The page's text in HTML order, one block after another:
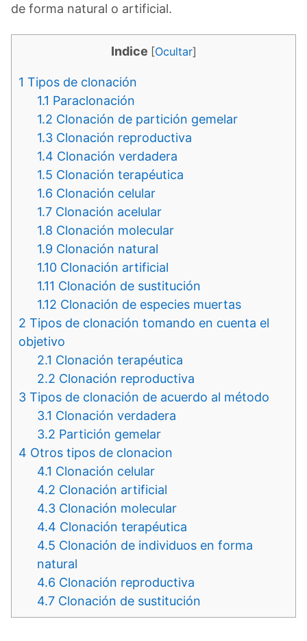
de forma natural o artificial.
Indice [Ocultar]
1 Tipos de clonación
1.1 Paraclonación
1.2 Clonación de partición gemelar
1.3 Clonación reproductiva
1.4 Clonación verdadera
1.5 Clonación terapéutica
1.6 Clonación celular
1.7 Clonación acelular
1.8 Clonación molecular
1.9 Clonación natural
1.10 Clonación artificial
1.11 Clonación de sustitución
1.12 Clonación de especies muertas
2 Tipos de clonación tomando en cuenta el
objetivo
2.1 Clonación terapéutica
2.2 Clonación reproductiva
3 Tipos de clonación de acuerdo al método
3.1 Clonación verdadera
3.2 Partición gemelar
4 Otros tipos de clonacion
4.1 Clonación celular
4.2 Clonación artificial
4.3 Clonación molecular
4.4 Clonación terapéutica
4.5 Clonación de individuos en forma
natural
4.6 Clonación reproductiva
4.7 Clonación de sustitución